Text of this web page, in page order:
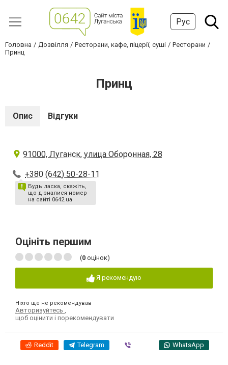
Рус
Головна Дозвілля Ресторани, кафе, піцерії, суші
Ресторани
Принц
Принц
Опис Відгуки
91000, Луганск, улица Оборонная, 28
+380 (642) 50-28-11
Будь ласка, скажіть,
що дізналися номер
на сайті 0642.ua
Оцініть першим
(0 оцінок)
Я рекомендую
Ніхто ще не рекомендував
Авторизуйтесь
щоб оцінити і порекомендувати
Reddit Telegram WhatsApp